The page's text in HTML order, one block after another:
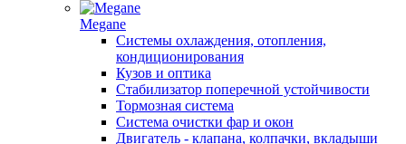
Megane
Системы охлаждения, отопления,
кондиционирования
Кузов и оптика
Стабилизатор поперечной устойчивости
Тормозная система
Система очистки фар и окон
Двигатель - клапана, колпачки, вкладыши